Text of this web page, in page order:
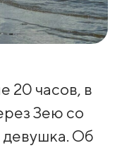
20 часов, в
Зею со
девушка. Об